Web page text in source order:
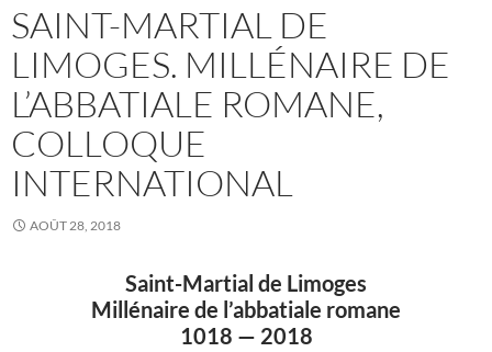
SAINT-MARTIAL DE
LIMOGES. MILLÉNAIRE DE
L’ABBATIALE ROMANE,
COLLOQUE
INTERNATIONAL
AOÛT 28, 2018
Saint-Martial de Limoges
Millénaire de l’abbatiale romane
1018 — 2018